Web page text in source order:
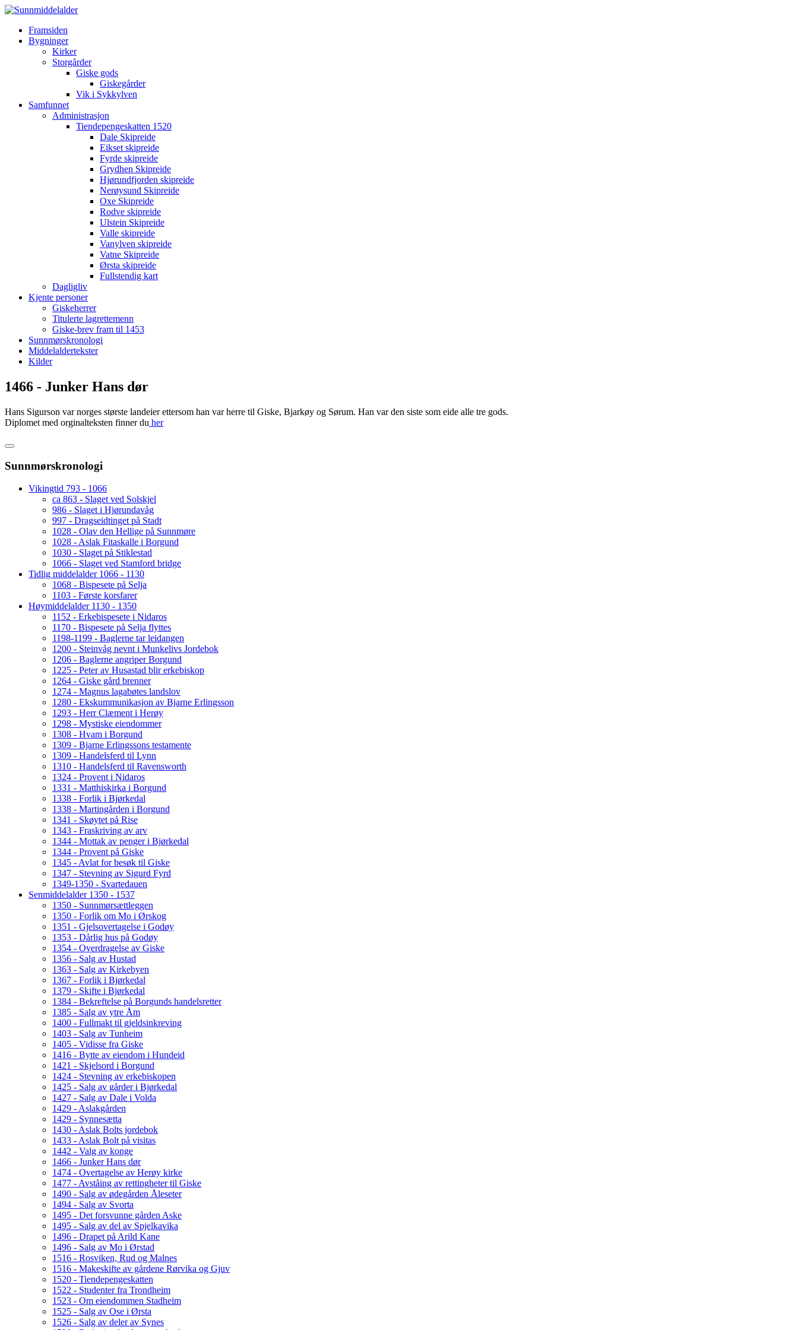
Framsiden
Bygninger
Kirker
Storgårder
Giske gods
Giskegårder
Vik i Sykkylven
Samfunnet
Administrasjon
Tiendepengeskatten 1520
Dale Skipreide
Eikset skipreide
Fyrde skipreide
Grydhen Skipreide
Hjørundfjorden skipreide
Nerøysund Skipreide
Oxe Skipreide
Rodve skipreide
Ulstein Skipreide
Valle skipreide
Vanylven skipreide
Vatne Skipreide
Ørsta skipreide
Fullstendig kart
Dagligliv
Kjente personer
Giskeherrer
Titulerte lagrettemenn
Giske-brev fram til 1453
Sunnmørskronologi
Middelaldertekster
Kilder
1466 - Junker Hans dør
Hans Sigurson var norges største landeier ettersom han var herre til Giske, Bjarkøy og Sørum. Han var den siste som eide alle tre gods.
Diplomet med orginalteksten finner du her
Sunnmørskronologi
Vikingtid 793 - 1066
ca 863 - Slaget ved Solskjel
986 - Slaget i Hjørundavåg
997 - Dragseidtinget på Stadt
1028 - Olav den Hellige på Sunnmøre
1028 - Aslak Fitaskalle i Borgund
1030 - Slaget på Stiklestad
1066 - Slaget ved Stamford bridge
Tidlig middelalder 1066 - 1130
1068 - Bispesete på Selja
1103 - Første korsfarer
Høymiddelalder 1130 - 1350
1152 - Erkebispesete i Nidaros
1170 - Bispesete på Selja flyttes
1198-1199 - Baglerne tar leidangen
1200 - Steinvåg nevnt i Munkelivs Jordebok
1206 - Baglerne angriper Borgund
1225 - Peter av Husastad blir erkebiskop
1264 - Giske gård brenner
1274 - Magnus lagabøtes landslov
1280 - Ekskummunikasjon av Bjarne Erlingsson
1293 - Herr Clæment i Herøy
1298 - Mystiske eiendommer
1308 - Hvam i Borgund
1309 - Bjarne Erlingssons testamente
1309 - Handelsferd til Lynn
1310 - Handelsferd til Ravensworth
1324 - Provent i Nidaros
1331 - Matthiskirka i Borgund
1338 - Forlik i Bjørkedal
1338 - Martingården i Borgund
1341 - Skøytet på Rise
1343 - Fraskriving av arv
1344 - Mottak av penger i Bjørkedal
1344 - Provent på Giske
1345 - Avlat for besøk til Giske
1347 - Stevning av Sigurd Fyrd
1349-1350 - Svartedauen
Senmiddelalder 1350 - 1537
1350 - Sunnmørsættleggen
1350 - Forlik om Mo i Ørskog
1351 - Gjelsovertagelse i Godøy
1353 - Dårlig hus på Godøy
1354 - Overdragelse av Giske
1356 - Salg av Hustad
1363 - Salg av Kirkebyen
1367 - Forlik i Bjørkedal
1379 - Skifte i Bjørkedal
1384 - Bekreftelse på Borgunds handelsretter
1385 - Salg av ytre Åm
1400 - Fullmakt til gjeldsinkreving
1403 - Salg av Tunheim
1405 - Vidisse fra Giske
1416 - Bytte av eiendom i Hundeid
1421 - Skjelsord i Borgund
1424 - Stevning av erkebiskopen
1425 - Salg av gårder i Bjørkedal
1427 - Salg av Dale i Volda
1429 - Aslakgården
1429 - Synnesætta
1430 - Aslak Bolts jordebok
1433 - Aslak Bolt på visitas
1442 - Valg av konge
1466 - Junker Hans dør
1474 - Overtagelse av Herøy kirke
1477 - Avståing av rettingheter til Giske
1490 - Salg av ødegården Åleseter
1494 - Salg av Svorta
1495 - Det forsvunne gården Aske
1495 - Salg av del av Spjelkavika
1496 - Drapet på Arild Kane
1496 - Salg av Mo i Ørstad
1516 - Rosviken, Rud og Malnes
1516 - Makeskifte av gårdene Rørvika og Gjuv
1520 - Tiendepengeskatten
1522 - Studenter fra Trondheim
1523 - Om eiendommen Stadheim
1525 - Salg av Ose i Ørsta
1526 - Salg av deler av Synes